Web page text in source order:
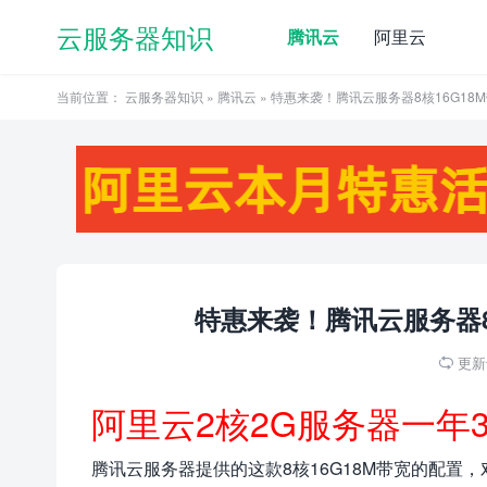
云服务器知识 腾讯云 阿里云
当前位置： 云服务器知识 » 腾讯云 » 特惠来袭！腾讯云服务器8核
特惠来袭！腾讯云服务
 更
阿里云2核2G服务器一年
腾讯云服务器提供的这款8核16G18M带宽的配置